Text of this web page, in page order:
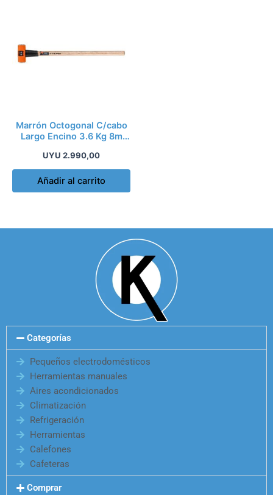
Marrón Octogonal C/cabo
Largo Encino 3.6 Kg 8m
UYU 2.990,00
Añadir al carrito
Categorías
Pequeños electrodomésticos
Herramientas manuales
Aires acondicionados
Climatización
Refrigeración
Herramientas
Calefones
Cafeteras
Comprar